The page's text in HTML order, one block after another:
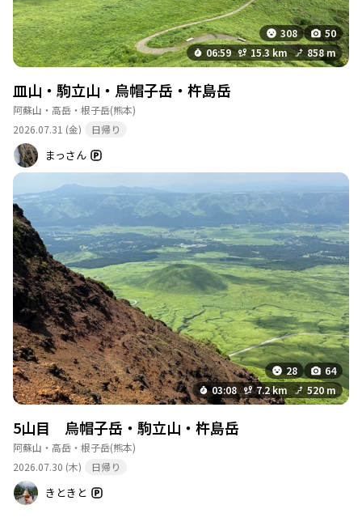
308
50
06:59
15.3 km 858 m
皿山・駒立山・烏帽子岳・杵島岳
阿蘇山・高岳・根子岳(熊本)
2026.07.31 (金)
日帰り
まっさん
28
64
03:08
7.2 km 520 m
5山目 烏帽子岳・駒立山・杵島岳
阿蘇山・高岳・根子岳(熊本)
2026.07.30 (木)
日帰り
きときと